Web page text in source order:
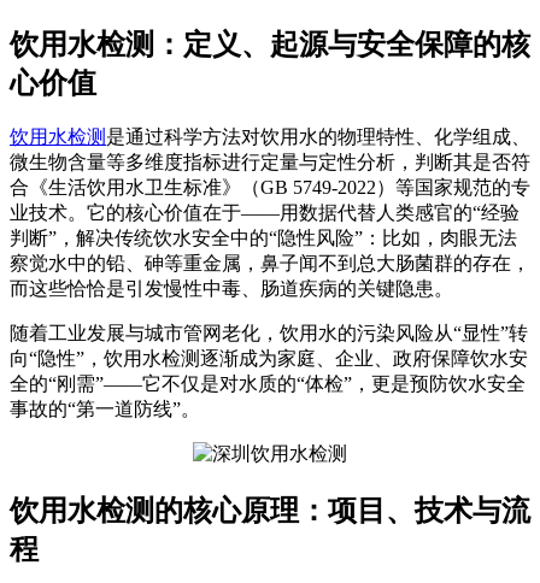
饮用水检测：定义、起源与安全保障的核
心价值
饮用水检测 是通过科学方法对饮用水的物理特性、化学组成、
微生物含量等多维度指标进行定量与定性分析，判断其是否符
合《生活饮用水卫生标准》（GB 5749-2022）等国家规范的专
业技术。它的核心价值在于——用数据代替人类感官的“经验
判断”，解决传统饮水安全中的“隐性风险”：比如，肉眼无法
察觉水中的铅、砷等重金属，鼻子闻不到总大肠菌群的存在，
而这些恰恰是引发慢性中毒、肠道疾病的关键隐患。
随着工业发展与城市管网老化，饮用水的污染风险从“显性”转
向“隐性”，饮用水检测逐渐成为家庭、企业、政府保障饮水安
全的“刚需”——它不仅是对水质的“体检”，更是预防饮水安全
事故的“第一道防线”。
饮用水检测的核心原理：项目、技术与流
程